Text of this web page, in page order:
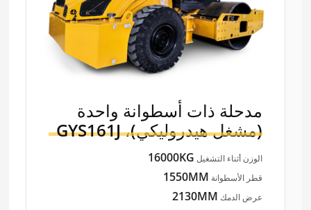
مدحلة ذات أسطوانة واحدة
(مشغل هيدروليكي)،GYS161J
الوزن أثناء التشغيل 16000KG
قطر الأسطوانة 1550MM
عرض الدمك 2130MM